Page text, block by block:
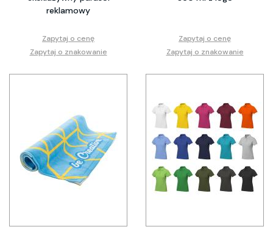
reklamowy
Zapytaj o cenę
Zapytaj o znakowanie
Zapytaj o cenę
Zapytaj o znakowanie